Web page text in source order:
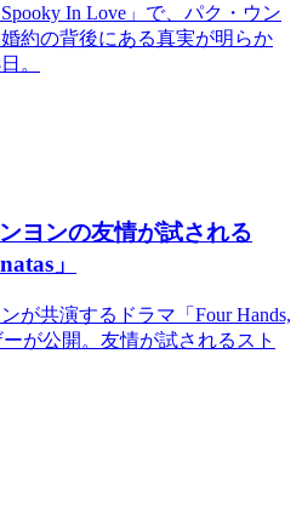
In Love」で、パク・ウン
約の背後にある真実が明らか
。
ヨンの友情が試される
」
が共演するドラマ「Four Hands,
が公開。友情が試されるスト